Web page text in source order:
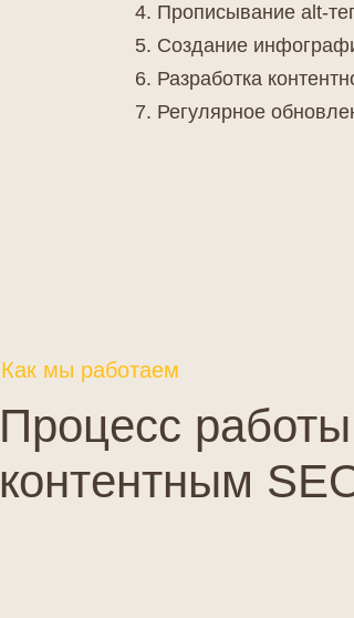
Прописывание alt-
Создание
Разработка
Регулярное
Как мы работаем
Процесс
контентным